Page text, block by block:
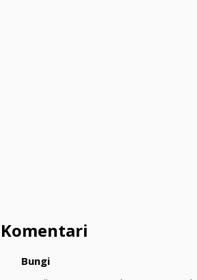
Komentari
Bungi